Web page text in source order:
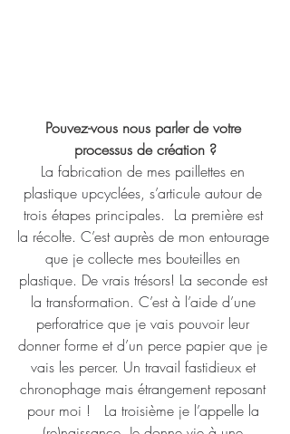
Pouvez-vous nous parler de votre
processus de création ?
La fabrication de mes paillettes en
plastique upcyclées, s’articule autour de
trois étapes principales.  La première est
la récolte. C’est auprès de mon entourage
que je collecte mes bouteilles en
plastique. De vrais trésors! La seconde est
la transformation. C’est à l’aide d’une
perforatrice que je vais pouvoir leur
donner forme et d’un perce papier que je
vais les percer. Un travail fastidieux et
chronophage mais étrangement reposant
pour moi !   La troisième je l’appelle la